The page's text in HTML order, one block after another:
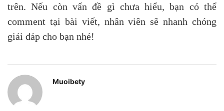
trên. Nếu còn vấn đề gì chưa hiểu, bạn có thể
comment tại bài viết, nhân viên sẽ nhanh chóng
giải đáp cho bạn nhé!
Muoibety